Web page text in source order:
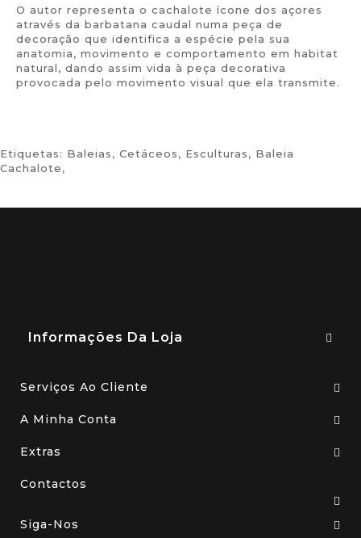
O autor representa o cachalote ícone dos açores
através da barbatana caudal numa peça de
decoração que identifica a espécie pela sua
anatomia, movimento e comportamento em habitat
natural, dando assim vida à peça decorativa
provocada pelo movimento visual que ela transmite.
Etiquetas: Baleias, Cetáceos, Esculturas, Baleia
Cachalote,
Informações Da Loja
Serviços Ao Cliente
A Minha Conta
Extras
Contactos
Siga-Nos